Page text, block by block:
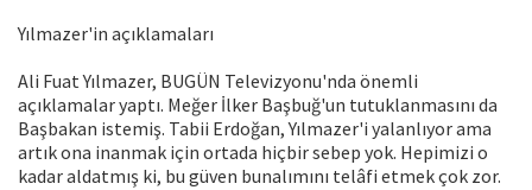
Yılmazer'in açıklamaları
Ali Fuat Yılmazer, BUGÜN Televizyonu'nda önemli
açıklamalar yaptı. Meğer İlker Başbuğ'un tutuklanmasını da
Başbakan istemiş. Tabii Erdoğan, Yılmazer'i yalanlıyor ama
artık ona inanmak için ortada hiçbir sebep yok. Hepimizi o
kadar aldatmış ki, bu güven bunalımını telâfi etmek çok zor.